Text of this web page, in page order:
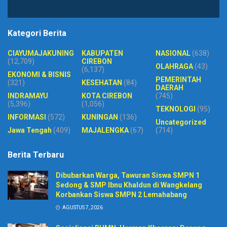
Kategori Berita
CIAYUMAJAKUNING
(12,709)
EKONOMI & BISNIS
(321)
INDRAMAYU
(5,396)
INFORMASI (572)
Jawa Tengah (409)
KABUPATEN
CIREBON
(6,137)
KESEHATAN (84)
KOTA CIREBON
(1,056)
KUNINGAN (136)
MAJALENGKA(67)
NASIONAL(638)
OLAHRAGA(43)
PEMERINTAH
DAERAH
(745)
TEKNOLOGI (95)
Uncategorized
(714)
Berita Terbaru
Dibubarkan Warga, Tawuran Siswa SMPN 1
Sedong & SMP Ibnu Khaldun di Wangkelang
Korbankan Siswa SMPN 2 Lemahabang
AGUSTUS 7, 2026